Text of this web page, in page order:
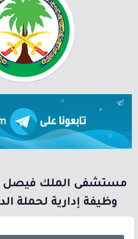
مستشفى الملك فيصل
وظيفة إدارية لحملة